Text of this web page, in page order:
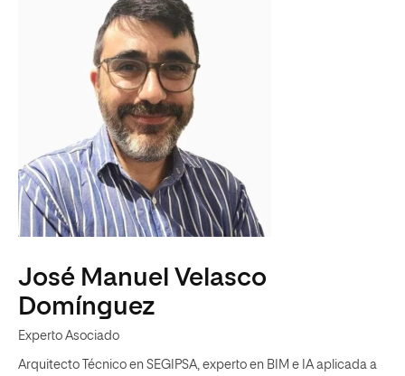
José Manuel Velasco
Domínguez
Experto Asociado
Arquitecto Técnico en SEGIPSA, experto en BIM e IA aplicada a